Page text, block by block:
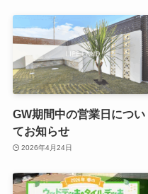
GW期間中の営業日につい
てお知らせ
2026年4月24日